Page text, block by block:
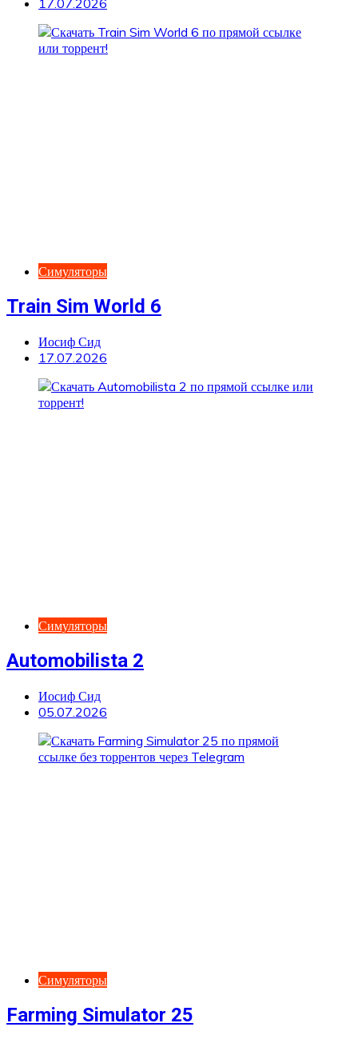
17.07.2026
Симуляторы
Train Sim World 6
Иосиф Сид
17.07.2026
Симуляторы
Automobilista 2
Иосиф Сид
05.07.2026
Симуляторы
Farming Simulator 25